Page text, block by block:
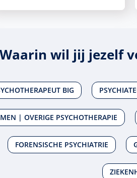
Waarin wil jij jezelf
BIG
| OVERIGE PSYCHOTHERAPIE
FORENSISCHE PSYCHIATRIE